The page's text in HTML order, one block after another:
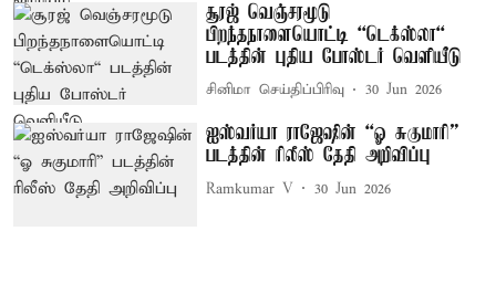
சூரஜ் வெஞ்சரமூடு
பிறந்தநாளையொட்டி “டெக்ஸ்லா“
படத்தின் புதிய போஸ்டர் வெளியீடு
சினிமா செய்திப்பிரிவு 30 Jun 2026
ஐஸ்வர்யா ராஜேஷின் “ஓ சுகுமாரி”
படத்தின் ரிலீஸ் தேதி அறிவிப்பு
Ramkumar V 30 Jun 2026